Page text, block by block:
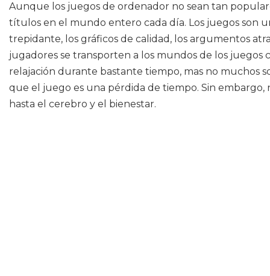
Aunque los juegos de ordenador no sean tan
títulos en el mundo entero cada día. Los juegos son
trepidante, los gráficos de calidad, los argumentos
jugadores se transporten a los mundos de los juegos
relajación durante bastante tiempo, mas no muchos
que el juego es una pérdida de tiempo. Sin
hasta el cerebro y el bienestar.